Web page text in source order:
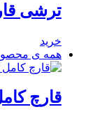
ترشی قارچ
خرید
همه ی
قارچ کامل 800 گرم (